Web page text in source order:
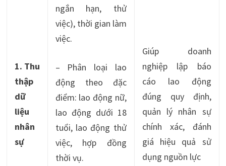
1. Thu
thập
dữ
liệu
nhân
sự
ngắn hạn, thử
việc), thời gian làm
việc.
– Phân loại lao
động theo đặc
điểm: lao động nữ,
lao động dưới 18
tuổi, lao động thử
việc, hợp đồng
thời vụ.
Giúp doanh
nghiệp lập báo
cáo lao động
đúng quy định,
quản lý nhân sự
chính xác, đánh
giá hiệu quả sử
dụng nguồn lực